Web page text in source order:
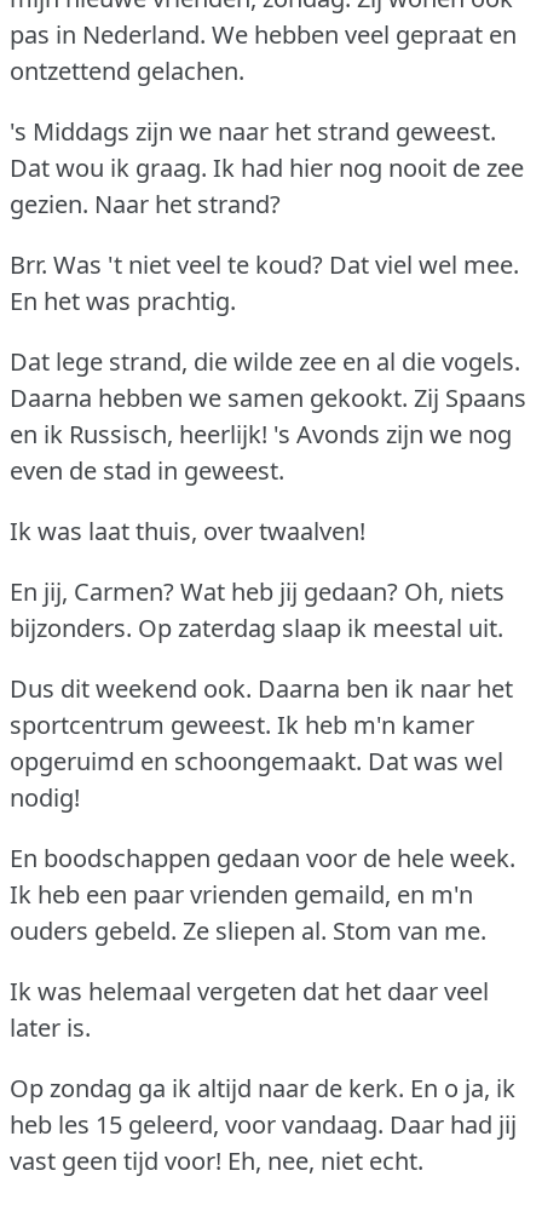
pas in Nederland. We hebben veel gepraat en
ontzettend gelachen.
's Middags zijn we naar het strand geweest.
Dat wou ik graag. Ik had hier nog nooit de zee
gezien. Naar het strand?
Brr. Was 't niet veel te koud? Dat viel wel mee.
En het was prachtig.
Dat lege strand, die wilde zee en al die vogels.
Daarna hebben we samen gekookt. Zij Spaans
en ik Russisch, heerlijk! 's Avonds zijn we nog
even de stad in geweest.
Ik was laat thuis, over twaalven!
En jij, Carmen?Wat heb jij gedaan? Oh, niets
bijzonders. Op zaterdag slaap ik meestal uit.
Dus dit weekend ook. Daarna ben ik naar het
sportcentrum geweest. Ik heb m'n kamer
opgeruimd en schoongemaakt. Dat was wel
nodig!
En boodschappen gedaan voor de hele week.
Ik heb een paar vrienden gemaild, en m'n
ouders gebeld. Ze sliepen al. Stom van me.
Ik was helemaal vergeten dat het daar veel
later is.
Op zondag ga ik altijd naar de kerk. En o ja, ik
heb les 15 geleerd, voor vandaag. Daar had jij
vast geen tijd voor! Eh, nee, niet echt.